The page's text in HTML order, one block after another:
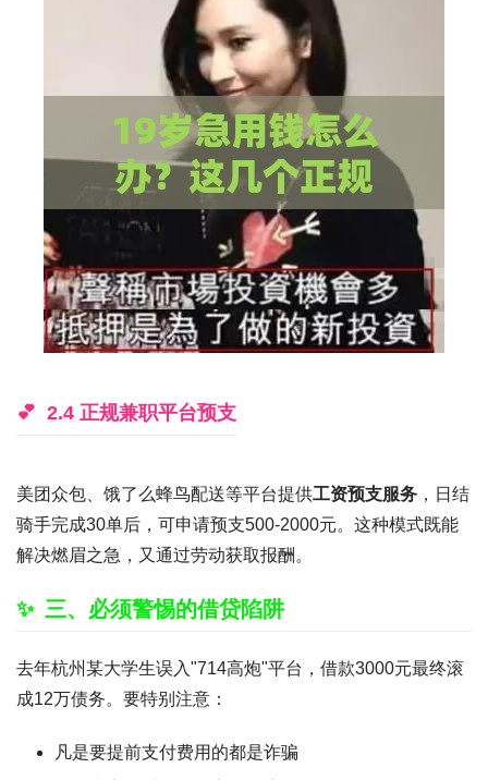
2.4 正规兼职平台预支
美团众包、饿了么蜂鸟配送等平台提供工资预支服务 ，日结
骑手完成30单后，可申请预支500-2000元。这种模式既能
解决燃眉之急，又通过劳动获取报酬。
三、必须警惕的借贷陷阱
去年杭州某大学生误入"714高炮"平台，借款3000元最终滚
成12万债务。要特别注意：
凡是要提前支付费用的都是诈骗